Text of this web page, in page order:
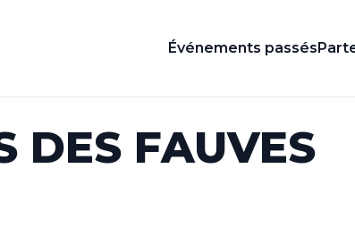
Événements passés
DES FAUVES